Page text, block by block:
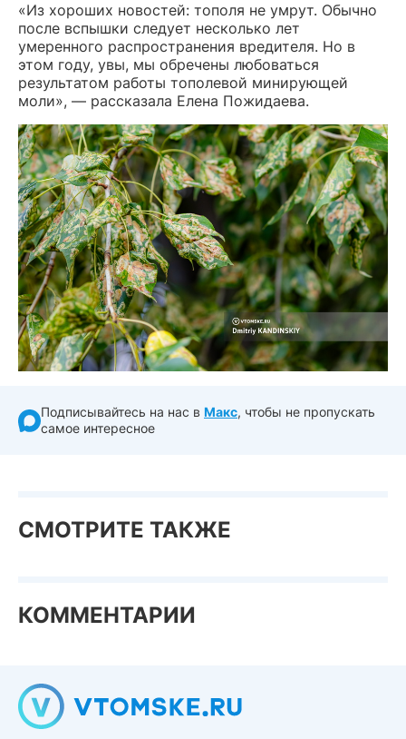
«Из хороших новостей: тополя не умрут. Обычно
после вспышки следует несколько лет
умеренного распространения вредителя. Но в
этом году, увы, мы обречены любоваться
результатом работы тополевой минирующей
моли», — рассказала Елена Пожидаева.
Подписывайтесь на нас в Макс, чтобы не пропускать
самое интересное
СМОТРИТЕ ТАКЖЕ
КОММЕНТАРИИ